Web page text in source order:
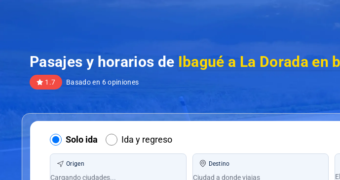
Pasajes y horarios de Ibagué a La Dorada en
1.7 Basado en 6 opiniones
Solo ida Ida y regreso
Origen Destino